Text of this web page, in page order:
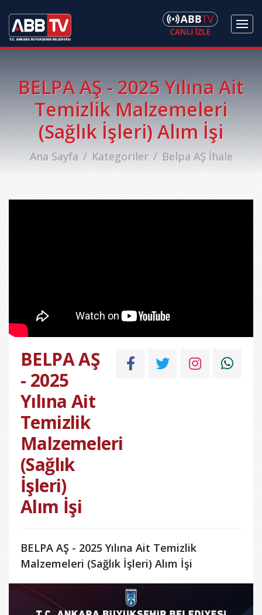
BELPA AŞ - 2025 Yılına Ait
Temizlik Malzemeleri
(Sağlık İşleri) Alım İşi
Ana Sayfa Kategoriler Belpa AŞ İhale
BELPA AŞ
- 2025
Yılına Ait
Temizlik
Malzemeleri
(Sağlık
İşleri)
Alım İşi
BELPA AŞ - 2025 Yılına Ait Temizlik
Malzemeleri (Sağlık İşleri) Alım İşi